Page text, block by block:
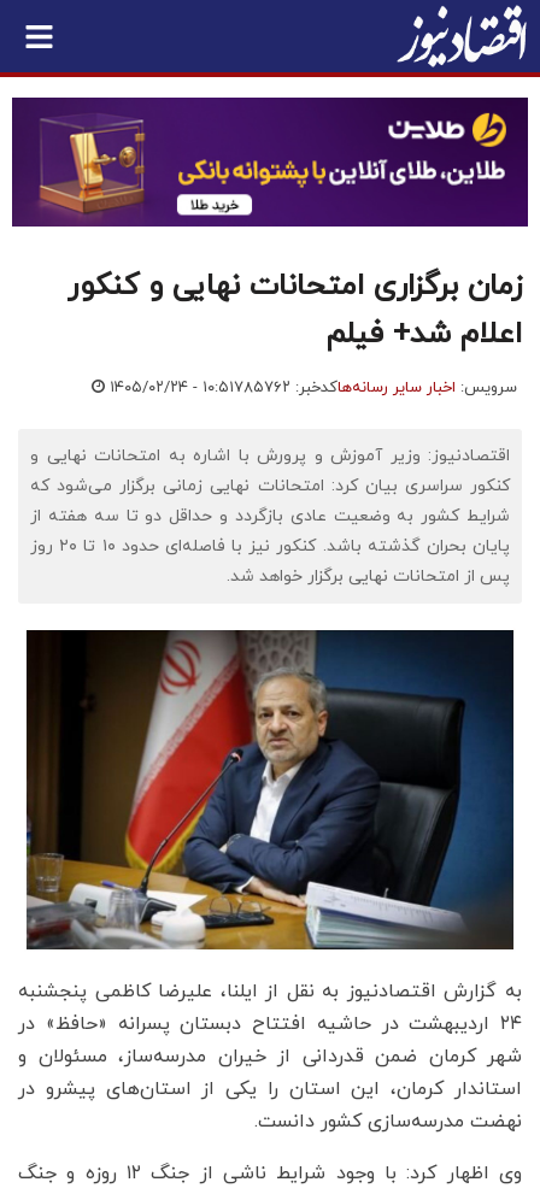
زمان برگزاری امتحانات نهایی و کنکور
اعلام شد+ فیلم
سرویس: اخبار سایر رسانه‌هاکدخبر: ۷۸۵۷۶۲ ۱۴۰۵/۰۲/۲۴ - ۱۰:۵۱
اقتصادنیوز: وزیر آموزش و پرورش با اشاره به امتحانات نهایی و
کنکور سراسری بیان کرد: امتحانات نهایی زمانی برگزار می‌شود که
شرایط کشور به وضعیت عادی بازگردد و حداقل دو تا سه هفته از
پایان بحران گذشته باشد. کنکور نیز با فاصله‌ای حدود ۱۰ تا ۲۰ روز
پس از امتحانات نهایی برگزار خواهد شد.
به گزارش اقتصادنیوز به نقل از ایلنا، علیرضا کاظمی پنجشنبه
۲۴ اردیبهشت در حاشیه افتتاح دبستان پسرانه «حافظ» در
شهر کرمان ضمن قدردانی از خیران مدرسه‌ساز، مسئولان و
استاندار کرمان، این استان را یکی از استان‌های پیشرو در
نهضت مدرسه‌سازی کشور دانست.
وی اظهار کرد: با وجود شرایط ناشی از جنگ ۱۲ روزه و جنگ